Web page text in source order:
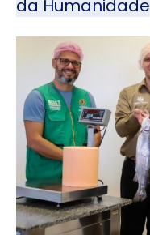
da Humanidade